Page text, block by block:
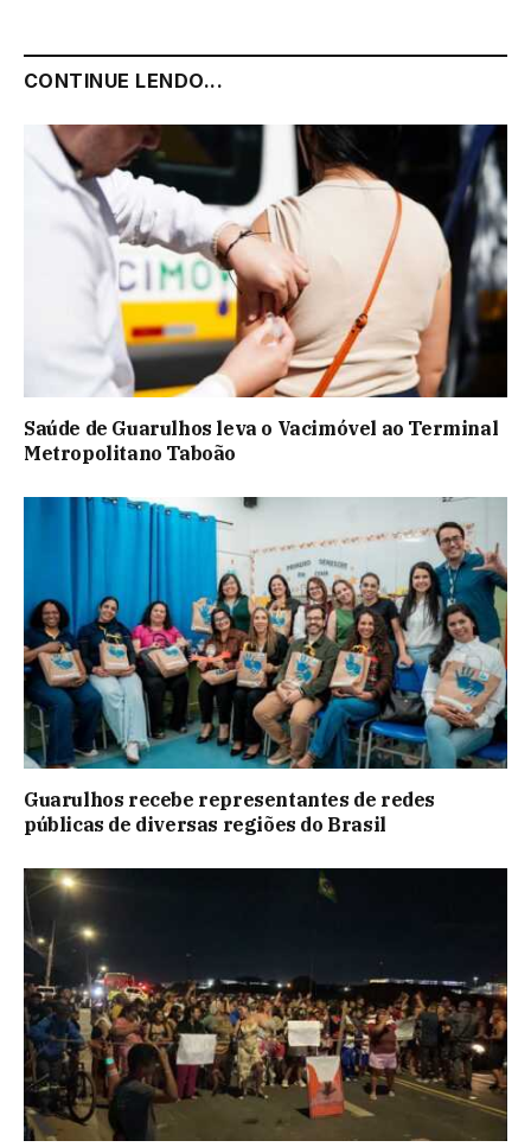
CONTINUE LENDO...
Saúde de Guarulhos leva o Vacimóvel ao Terminal
Metropolitano Taboão
Guarulhos recebe representantes de redes
públicas de diversas regiões do Brasil